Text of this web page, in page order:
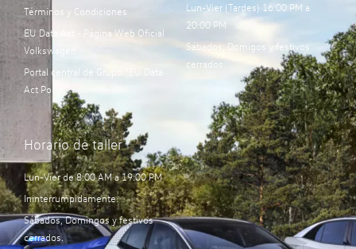
Términos y Condiciones
EU Data Act - Página Web Oficial
Volkswagen
Portal central de Grupo “EU Data
Act Portal”:
Lun-Vier (Tardes) 16:00 PM a
20:00 PM
Sábados, Domigos y festivos
cerrados.
Horario de taller
Lun-Vier de 8:00 AM a 19:00 PM
Ininterrumpidamente.
Sábados, Domingos y festivos
cerrados.